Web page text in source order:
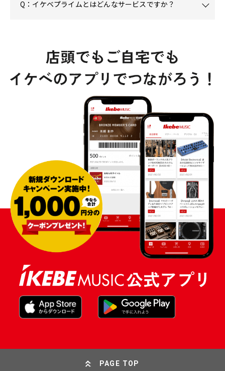
Q：イケベプライムとはどんなサービスですか？
PAGE TOP